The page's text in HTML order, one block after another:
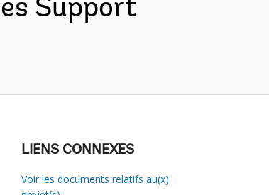
Support
LIENS CONNEXES
Voir les documents relatifs au(x)